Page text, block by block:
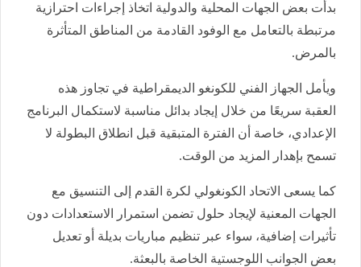
بدأت بعض الجهات المحلية والدولية اتخاذ إجراءات احترازية
مرتبطة بالتعامل مع الوفود القادمة من المناطق المتأثرة
بالمرض.
ويأمل الجهاز الفني للكونغو الديمقراطية في تجاوز هذه
العقبة سريعًا من خلال إيجاد بدائل مناسبة لاستكمال البرنامج
الإعدادي، خاصة أن الفترة المتبقية قبل انطلاق البطولة لا
تسمح بإهدار المزيد من الوقت.
كما يسعى الاتحاد الكونغولي لكرة القدم إلى التنسيق مع
الجهات المعنية لإيجاد حلول تضمن استمرار الاستعدادات دون
تأثيرات إضافية، سواء عبر تنظيم مباريات بديلة أو تعديل
بعض الجوانب اللوجستية الخاصة بالبعثة.